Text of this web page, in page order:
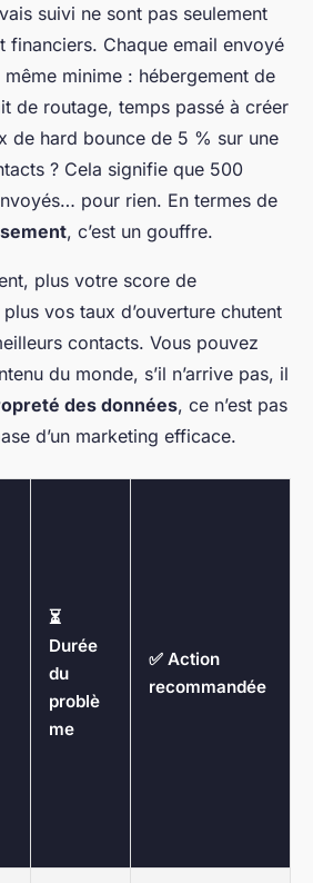
suivi ne sont pas seulement
financiers. Chaque email envoyé
minime : hébergement de
de routage, temps passé à créer
de hard bounce de 5 % sur une
? Cela signifie que 500
pour rien. En termes de
, c’est un gouffre.
plus votre score de
vos taux d’ouverture chutent
contacts. Vous pouvez
du monde, s’il n’arrive pas, il
des données, ce n’est pas
d’un marketing efficace.
⏳
Durée
du
problè
me
✅ Action
recommandée